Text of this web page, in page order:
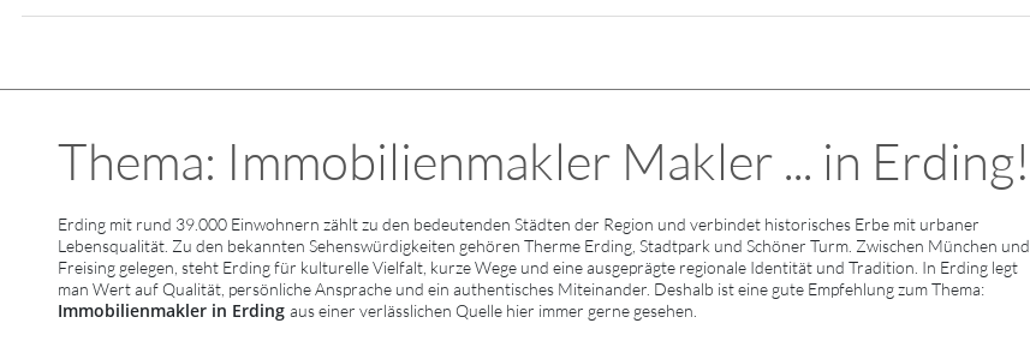
Thema: Immobilienmakler Makler ... in Erding!
Erding mit rund 39.000 Einwohnern zählt zu den bedeutenden Städten der Region und verbindet historisches Erbe mit urbaner
Lebensqualität. Zu den bekannten Sehenswürdigkeiten gehören Therme Erding, Stadtpark und Schöner Turm. Zwischen München und
Freising gelegen, steht Erding für kulturelle Vielfalt, kurze Wege und eine ausgeprägte regionale Identität und Tradition. In Erding legt
man Wert auf Qualität, persönliche Ansprache und ein authentisches Miteinander. Deshalb ist eine gute Empfehlung zum Thema:
Immobilienmakler in Erding aus einer verlässlichen Quelle hier immer gerne gesehen.